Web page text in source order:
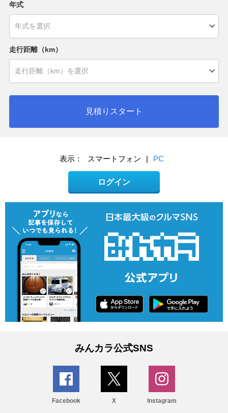
年式
走行距離（km）
見積りスタート
表示： スマートフォン PC
ログイン
みんカラ公式SNS
Facebook X Instagram